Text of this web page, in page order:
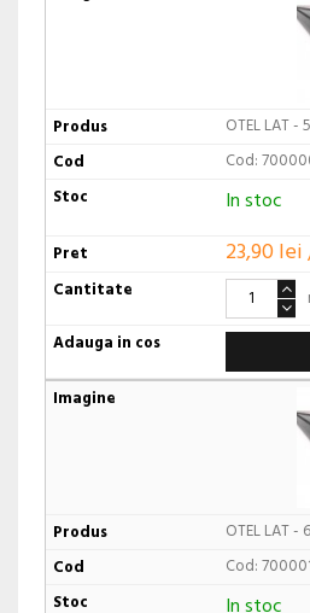
OTEL LAT -
Cod:
In stoc
23,90
OTEL LAT -
Cod: